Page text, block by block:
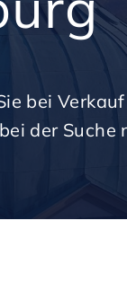
bei
der Suche